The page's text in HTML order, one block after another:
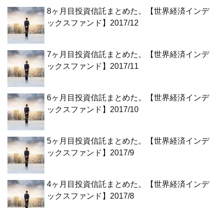
8ヶ月目投資信託まとめた。【世界経済インデ
ックスファンド】2017/12
7ヶ月目投資信託まとめた。【世界経済インデ
ックスファンド】2017/11
6ヶ月目投資信託まとめた。【世界経済インデ
ックスファンド】2017/10
5ヶ月目投資信託まとめた。【世界経済インデ
ックスファンド】2017/9
4ヶ月目投資信託まとめた。【世界経済インデ
ックスファンド】2017/8